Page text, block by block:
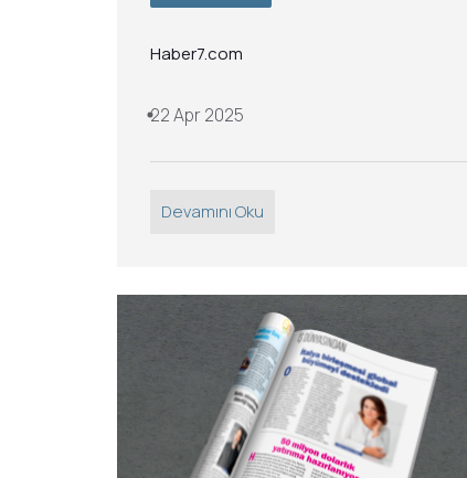
Haber7.com
22 Apr 2025
Devamını Oku